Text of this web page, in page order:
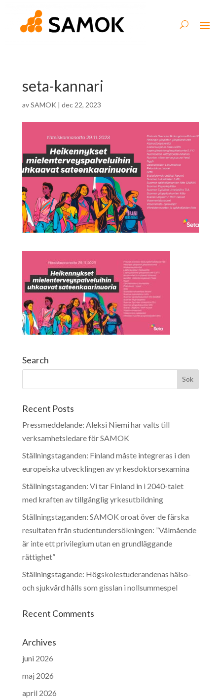
seta-kannari
avSAMOK | dec 22, 2023
Search
Recent Posts
Pressmeddelande: Aleksi Niemi har valts till
verksamhetsledare för SAMOK
Ställningstaganden: Finland måste integreras i den
europeiska utvecklingen av yrkesdoktorsexamina
Ställningstaganden: Vi tar Finland in i 2040-talet
med kraften av tillgänglig yrkesutbildning
Ställningstaganden: SAMOK oroat över de färska
resultaten från studentundersökningen: ”Välmående
är inte ett privilegium utan en grundläggande
rättighet”
Ställningstagande: Högskolestuderandenas hälso-
och sjukvård hålls som gisslan i nollsummespel
Recent Comments
Archives
juni 2026
maj 2026
april 2026